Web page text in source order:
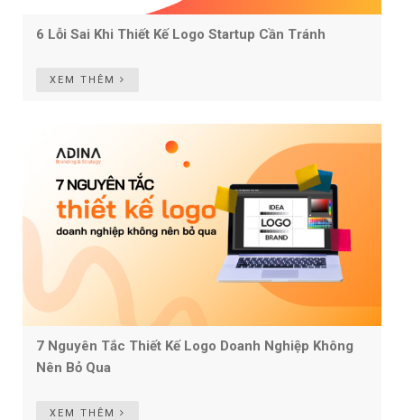
6 Lỗi Sai Khi Thiết Kế Logo Startup Cần Tránh
XEM THÊM
7 Nguyên Tắc Thiết Kế Logo Doanh Nghiệp Không
Nên Bỏ Qua
XEM THÊM